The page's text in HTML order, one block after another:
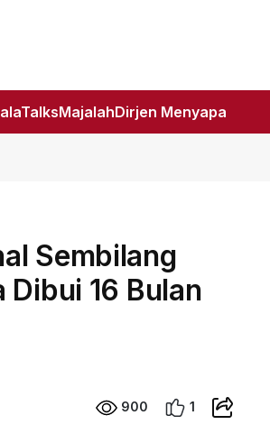
MajalahDirjen Menyapa
Sembilang
Dibui 16 Bulan
900 1